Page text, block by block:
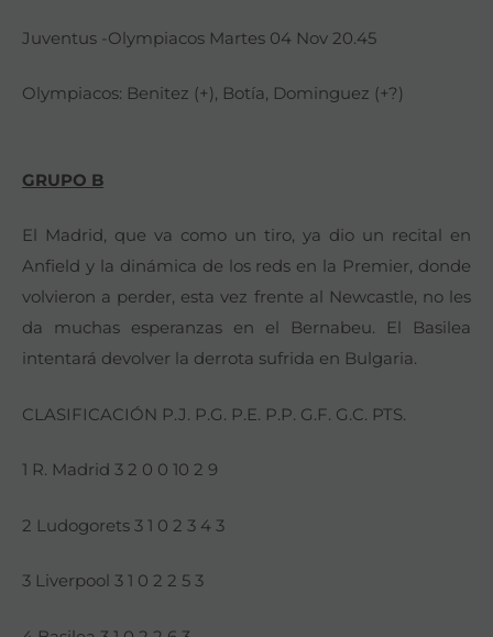
Juventus -Olympiacos Martes 04 Nov 20.45
Olympiacos: Benitez (+), Botía, Dominguez (+?)
GRUPO B
El Madrid, que va como un tiro, ya dio un recital en
Anfield y la dinámica de los reds en la Premier, donde
volvieron a perder, esta vez frente al Newcastle, no les
da muchas esperanzas en el Bernabeu. El Basilea
intentará devolver la derrota sufrida en Bulgaria.
CLASIFICACIÓN P.J. P.G. P.E. P.P. G.F. G.C. PTS.
1 R. Madrid 3 2 0 0 10 2 9
2 Ludogorets 3 1 0 2 3 4 3
3 Liverpool 3 1 0 2 2 5 3